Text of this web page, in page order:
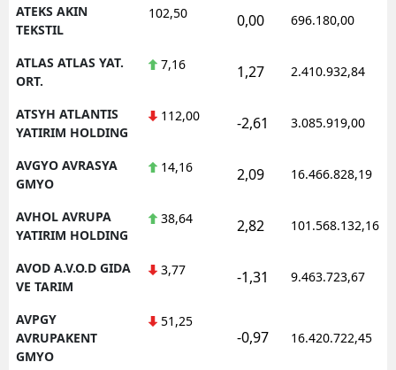
ATEKS AKIN
TEKSTIL
102,50 0,00 696.180,00
ATLAS ATLAS YAT.
ORT.
7,16 1,27 2.410.932,84
ATSYH ATLANTIS
YATIRIM HOLDING
112,00 -2,61 3.085.919,00
AVGYO AVRASYA
GMYO
14,16 2,09 16.466.828,19
AVHOL AVRUPA
YATIRIM HOLDING
38,64 2,82 101.568.132,16
AVOD A.V.O.D GIDA
VE TARIM
3,77 -1,31 9.463.723,67
AVPGY
AVRUPAKENT
GMYO
51,25
-0,97 16.420.722,45